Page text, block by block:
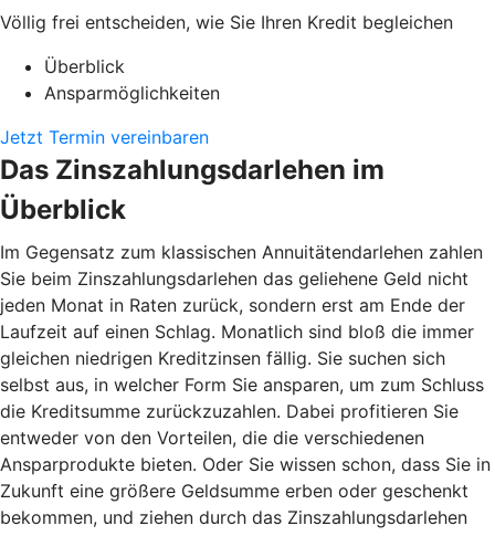
Völlig frei entscheiden, wie Sie Ihren Kredit begleichen
Überblick
Ansparmöglichkeiten
Jetzt Termin vereinbaren
Das Zinszahlungsdarlehen im
Überblick
Im Gegensatz zum klassischen Annuitätendarlehen zahlen
Sie beim Zinszahlungsdarlehen das geliehene Geld nicht
jeden Monat in Raten zurück, sondern erst am Ende der
Laufzeit auf einen Schlag. Monatlich sind bloß die immer
gleichen niedrigen Kreditzinsen fällig. Sie suchen sich
selbst aus, in welcher Form Sie ansparen, um zum Schluss
die Kreditsumme zurückzuzahlen. Dabei profitieren Sie
entweder von den Vorteilen, die die verschiedenen
Ansparprodukte bieten. Oder Sie wissen schon, dass Sie in
Zukunft eine größere Geldsumme erben oder geschenkt
bekommen, und ziehen durch das Zinszahlungsdarlehen